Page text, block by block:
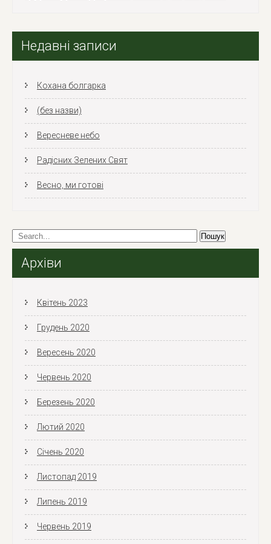
Недавні записи
Кохана болгарка
(без назви)
Вересневе небо
Радісних Зелених Свят
Весно, ми готові
Архіви
Квітень 2023
Грудень 2020
Вересень 2020
Червень 2020
Березень 2020
Лютий 2020
Січень 2020
Листопад 2019
Липень 2019
Червень 2019